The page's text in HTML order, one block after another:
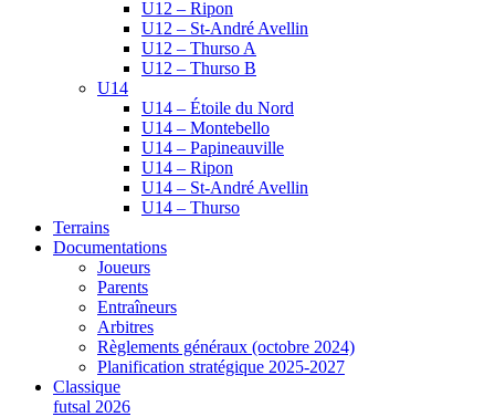
U12 – Ripon
U12 – St-André Avellin
U12 – Thurso A
U12 – Thurso B
U14
U14 – Étoile du Nord
U14 – Montebello
U14 – Papineauville
U14 – Ripon
U14 – St-André Avellin
U14 – Thurso
Terrains
Documentations
Joueurs
Parents
Entraîneurs
Arbitres
Règlements généraux (octobre 2024)
Planification stratégique 2025-2027
Classique
futsal 2026